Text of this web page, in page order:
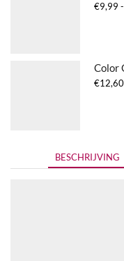
€9,99 -
Color
€12,60
BESCHRIJVING